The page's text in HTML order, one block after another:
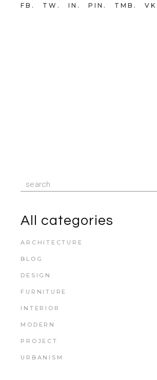
FB TW IN PIN TMB VK
All categories
ARCHITECTURE
BLOG
DESIGN
FURNITURE
INTERIOR
MODERN
PROJECT
URBANISM